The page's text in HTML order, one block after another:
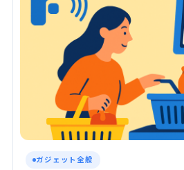
ガジェット全般